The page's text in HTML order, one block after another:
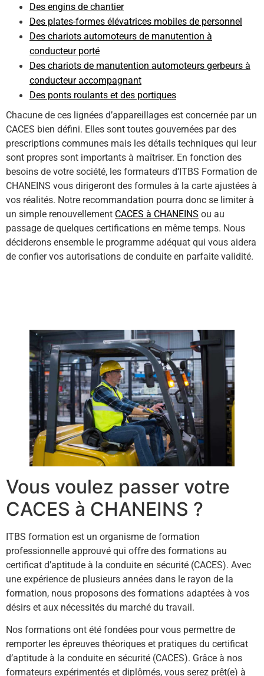
Des engins de chantier
Des plates-formes élévatrices mobiles de personnel
Des chariots automoteurs de manutention à
conducteur porté
Des chariots de manutention automoteurs gerbeurs à
conducteur accompagnant
Des ponts roulants et des portiques
Chacune de ces lignées d’appareillages est concernée par un
CACES bien défini. Elles sont toutes gouvernées par des
prescriptions communes mais les détails techniques qui leur
sont propres sont importants à maîtriser. En fonction des
besoins de votre société, les formateurs d’ITBS Formation de
CHANEINS vous dirigeront des formules à la carte ajustées à
vos réalités. Notre recommandation pourra donc se limiter à
un simple renouvellement CACES à CHANEINS ou au
passage de quelques certifications en même temps. Nous
déciderons ensemble le programme adéquat qui vous aidera
de confier vos autorisations de conduite en parfaite validité.
Vous voulez passer votre
CACES à CHANEINS ?
ITBS formation est un organisme de formation
professionnelle approuvé qui offre des formations au
certificat d’aptitude à la conduite en sécurité (CACES). Avec
une expérience de plusieurs années dans le rayon de la
formation, nous proposons des formations adaptées à vos
désirs et aux nécessités du marché du travail.
Nos formations ont été fondées pour vous permettre de
remporter les épreuves théoriques et pratiques du certificat
d’aptitude à la conduite en sécurité (CACES). Grâce à nos
formateurs expérimentés et diplômés, vous serez prêt(e) à